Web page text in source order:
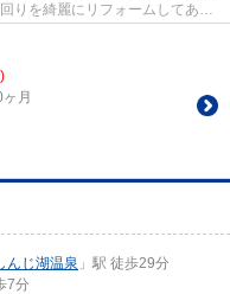
りを綺麗にリフォームしてあり
月
んじ湖温泉 」駅 徒歩29分
7分